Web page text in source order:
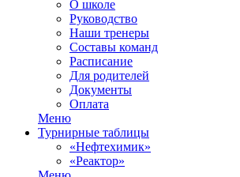
О школе
Руководство
Наши тренеры
Составы команд
Расписание
Для родителей
Документы
Оплата
Меню
Турнирные таблицы
«Нефтехимик»
«Реактор»